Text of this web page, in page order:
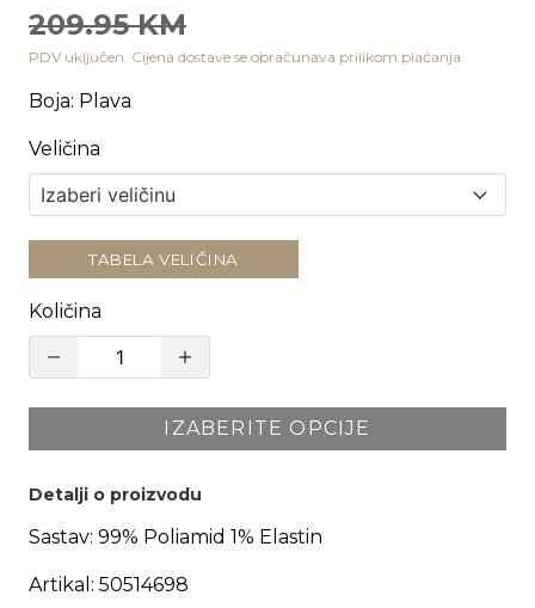
209.95 KM
PDV uključen. Cijena dostave se obračunava prilikom plaćanja.
Boja: Plava
Veličina
TABELA VELIČINA
Količina
IZABERITE OPCIJE
Detalji o proizvodu
Sastav: 99% Poliamid 1% Elastin
Artikal: 50514698